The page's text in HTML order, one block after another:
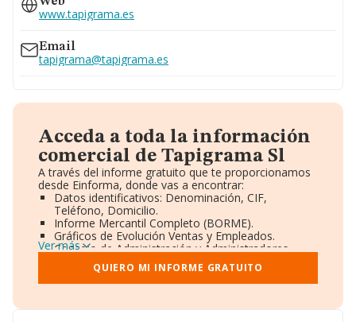
www.tapigrama.es
Email
tapigrama@tapigrama.es
Acceda a toda la información
comercial de Tapigrama Sl
A través del informe gratuito que te proporcionamos
desde Einforma, donde vas a encontrar:
Datos identificativos: Denominación, CIF,
Teléfono, Domicilio.
Informe Mercantil Completo (BORME).
Gráficos de Evolución Ventas y Empleados.
Consejo de Administración y Administradores.
Directivos y Ejecutivos.
Accionistas.
Participaciones y Vinculaciones en otras empresas.
Información oficial y registral complementaria.
Ver más
QUIERO MI INFORME GRATUITO